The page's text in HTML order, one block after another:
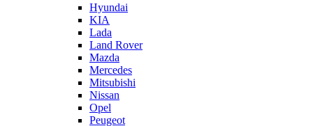
Hyundai
KIA
Lada
Land Rover
Mazda
Mercedes
Mitsubishi
Nissan
Opel
Peugeot